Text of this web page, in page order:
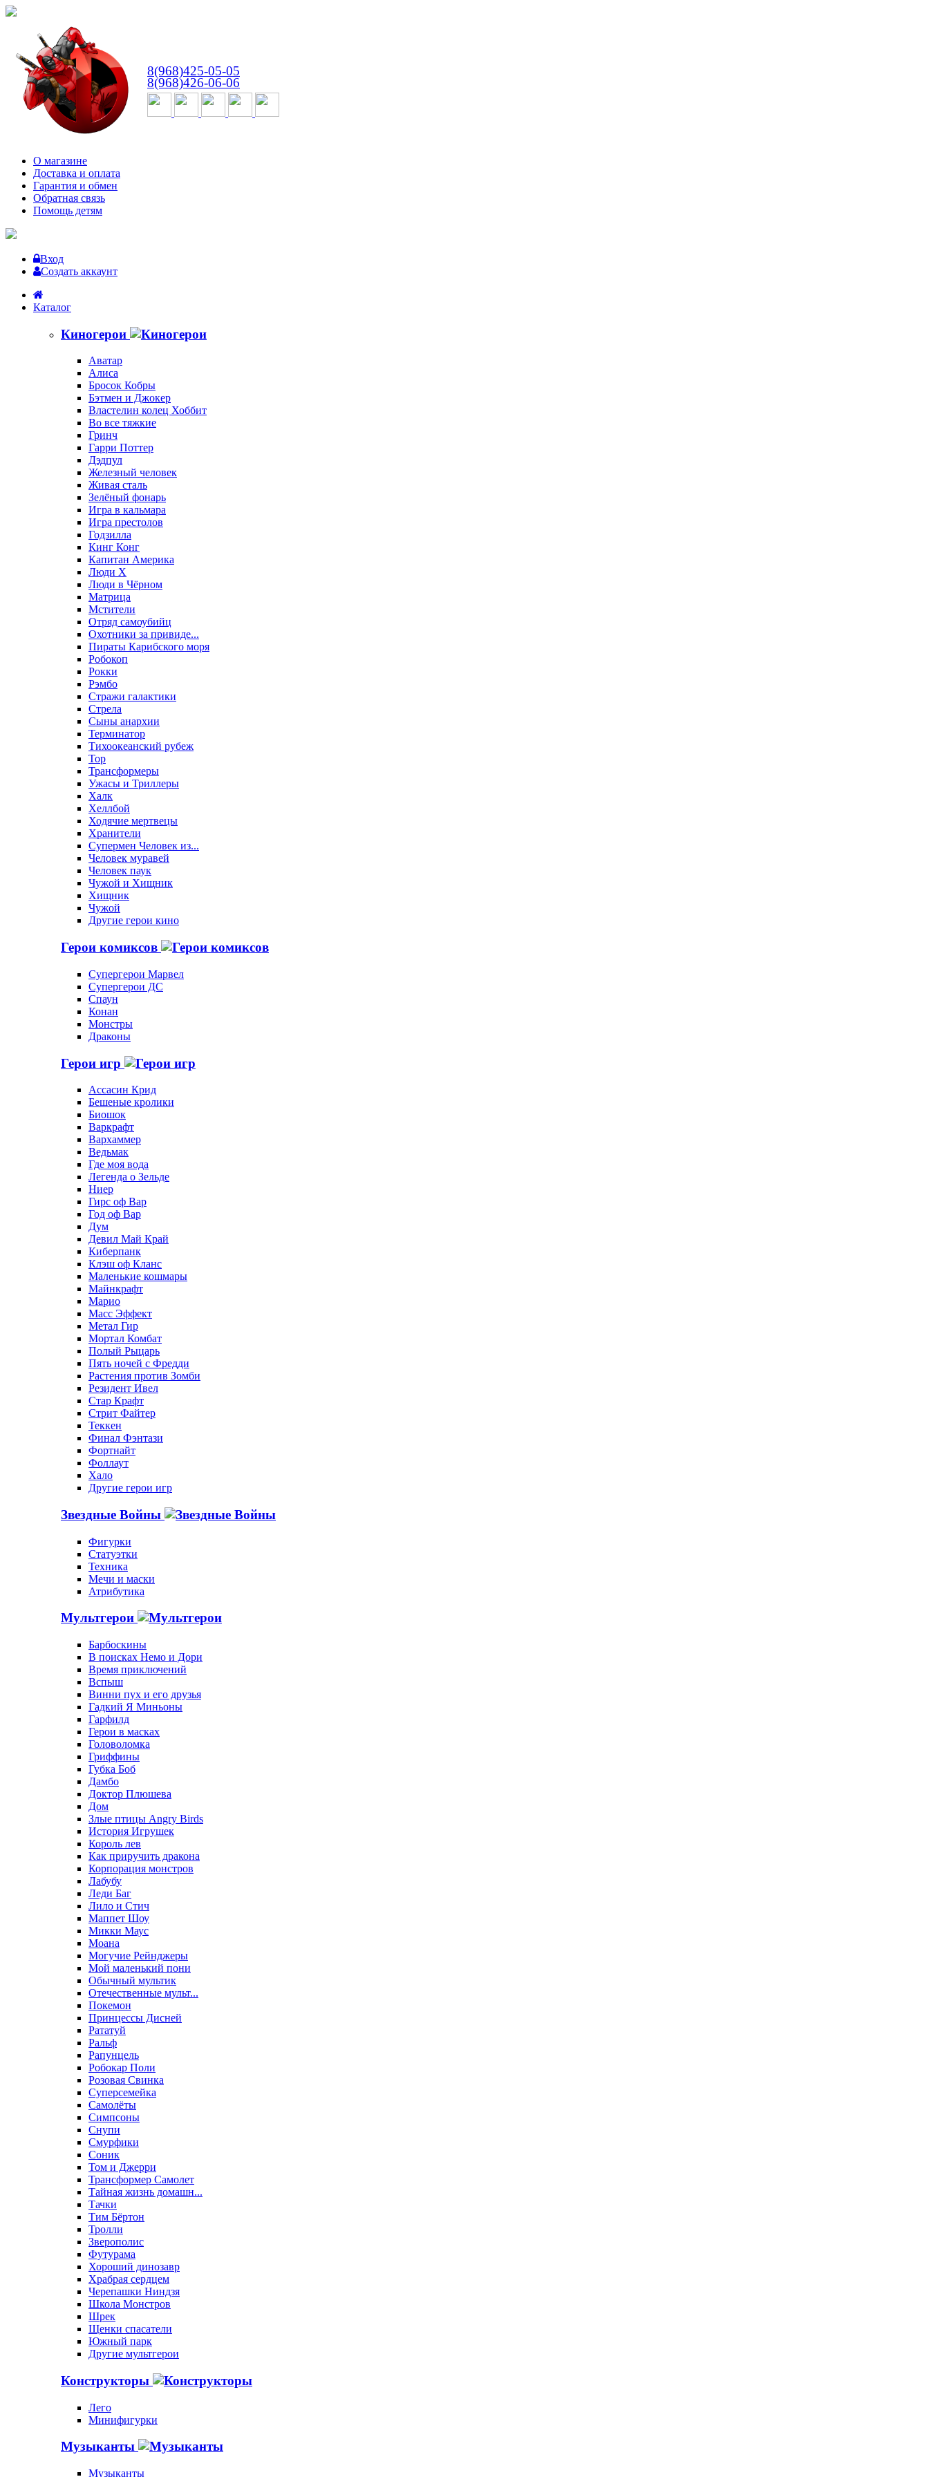
8(968)425-05-05
8(968)426-06-06
О магазине
Доставка и оплата
Гарантия и обмен
Обратная связь
Помощь детям
Вход
Создать аккаунт
Каталог
Киногерои
Аватар
Алиса
Бросок Кобры
Бэтмен и Джокер
Властелин колец Хоббит
Во все тяжкие
Гринч
Гарри Поттер
Дэдпул
Железный человек
Живая сталь
Зелёный фонарь
Игра в кальмара
Игра престолов
Годзилла
Кинг Конг
Капитан Америка
Люди X
Люди в Чёрном
Матрица
Мстители
Отряд самоубийц
Охотники за привиде...
Пираты Карибского моря
Робокоп
Рокки
Рэмбо
Стражи галактики
Стрела
Сыны анархии
Терминатор
Тихоокеанский рубеж
Тор
Трансформеры
Ужасы и Триллеры
Халк
Хеллбой
Ходячие мертвецы
Хранители
Супермен Человек из...
Человек муравей
Человек паук
Чужой и Хищник
Хищник
Чужой
Другие герои кино
Герои комиксов
Супергерои Марвел
Супергерои ДС
Спаун
Конан
Монстры
Драконы
Герои игр
Ассасин Крид
Бешеные кролики
Биошок
Варкрафт
Вархаммер
Ведьмак
Где моя вода
Легенда о Зельде
Ниер
Гирс оф Вар
Год оф Вар
Дум
Девил Май Край
Киберпанк
Клэш оф Кланс
Маленькие кошмары
Майнкрафт
Марио
Масс Эффект
Метал Гир
Мортал Комбат
Полый Рыцарь
Пять ночей с Фредди
Растения против Зомби
Резидент Ивел
Стар Крафт
Стрит Файтер
Теккен
Финал Фэнтази
Фортнайт
Фоллаут
Хало
Другие герои игр
Звездные Войны
Фигурки
Статуэтки
Техника
Мечи и маски
Атрибутика
Мультгерои
Барбоскины
В поисках Немо и Дори
Время приключений
Вспыш
Винни пух и его друзья
Гадкий Я Миньоны
Гарфилд
Герои в масках
Головоломка
Гриффины
Губка Боб
Дамбо
Доктор Плюшева
Дом
Злые птицы Angry Birds
История Игрушек
Король лев
Как приручить дракона
Корпорация монстров
Лабубу
Леди Баг
Лило и Стич
Маппет Шоу
Микки Маус
Моана
Могучие Рейнджеры
Мой маленький пони
Обычный мультик
Отечественные мульт...
Покемон
Принцессы Дисней
Рататуй
Ральф
Рапунцель
Робокар Поли
Розовая Свинка
Суперсемейка
Самолёты
Симпсоны
Снупи
Смурфики
Соник
Том и Джерри
Трансформер Самолет
Тайная жизнь домашн...
Тачки
Тим Бёртон
Тролли
Зверополис
Футурама
Хороший динозавр
Храбрая сердцем
Черепашки Ниндзя
Школа Монстров
Шрек
Щенки спасатели
Южный парк
Другие мультгерои
Конструкторы
Лего
Минифигурки
Музыканты
Музыканты